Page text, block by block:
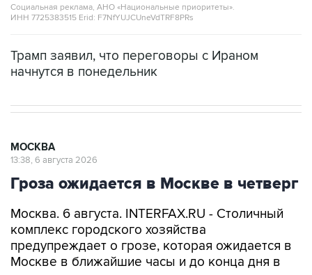
Социальная реклама, АНО «Национальные приоритеты».
ИНН 7725383515 Erid: F7NfYUJCUneVdTRF8PRs
Трамп заявил, что переговоры с Ираном
начнутся в понедельник
МОСКВА
13:38, 6 августа 2026
Гроза ожидается в Москве в четверг
Москва. 6 августа. INTERFAX.RU - Столичный
комплекс городского хозяйства
предупреждает о грозе, которая ожидается в
Москве в ближайшие часы и до конца дня в